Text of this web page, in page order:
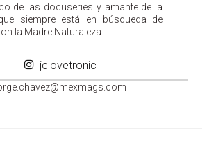
de las docuseries y amante de la
siempre está en búsqueda de
la Madre Naturaleza.
jclovetronic
moc.s
gamxe
m@zev
ahc.e